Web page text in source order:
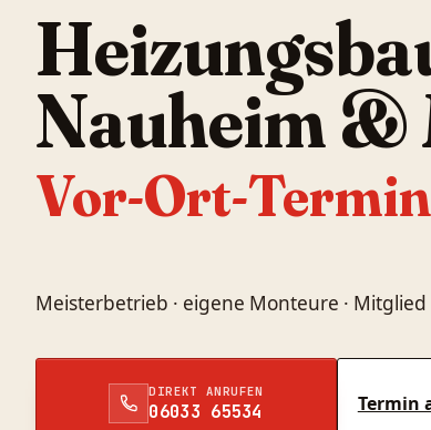
Nauheim &
Vor-Ort-
Meisterbetrieb · eigene Monteure ·
DIREKT ANRUFEN
06033 65534 Termin